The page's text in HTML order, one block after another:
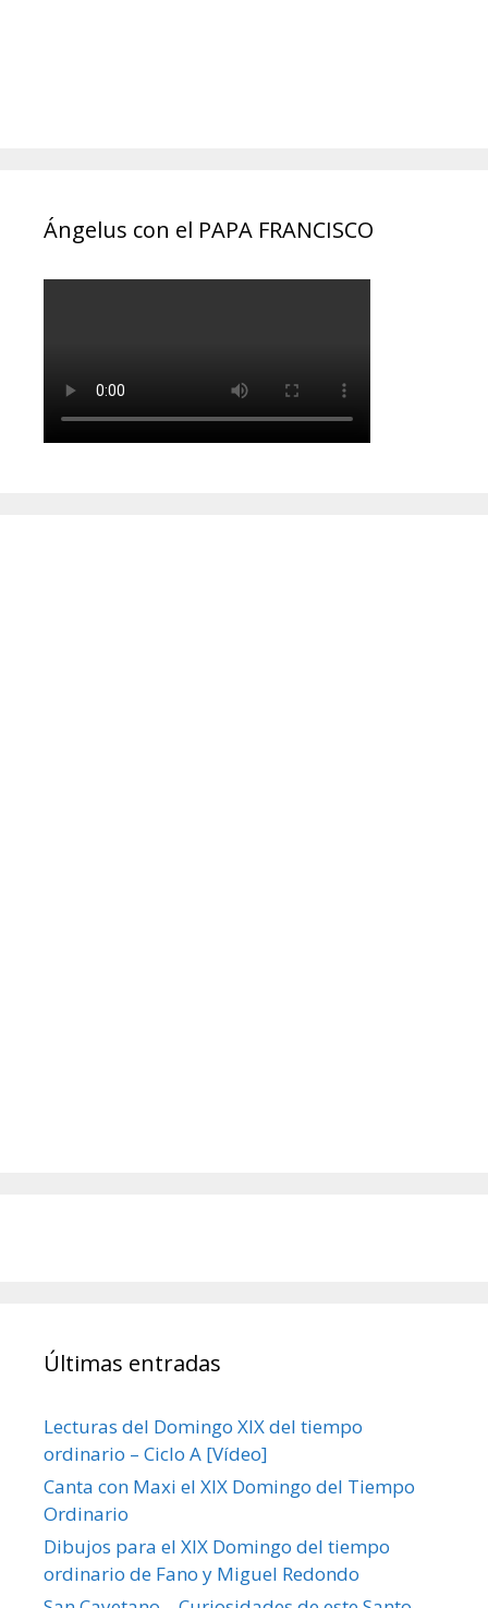
Ángelus con el PAPA FRANCISCO
Últimas entradas
Lecturas del Domingo XIX del tiempo
ordinario – Ciclo A [Vídeo]
Canta con Maxi el XIX Domingo del Tiempo
Ordinario
Dibujos para el XIX Domingo del tiempo
ordinario de Fano y Miguel Redondo